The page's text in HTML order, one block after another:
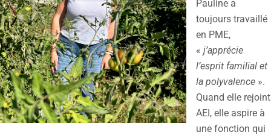
Pauline a
toujours travaillé
en PME,
« j’apprécie
l’esprit familial et
la polyvalence ».
Quand elle rejoint
AEI, elle aspire à
une fonction qui